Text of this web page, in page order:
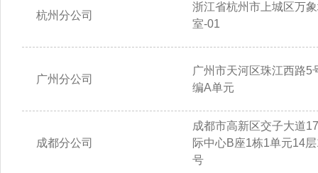
杭州分公司
浙江省杭州市上城区万
室-01
广州分公司
广州市天河区珠江西路5
编A单元
成都分公司
成都市高新区交子大道
际中心B座1栋1单元14
号